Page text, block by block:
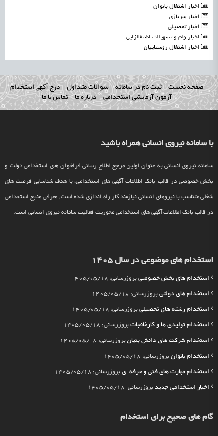
اخبار اشتغال بانوان
اخبار سربازی
اخبار تحصیلی
اخبار وام و تسهیلات اشتغالزایی
اخبار اشتغال روستاییان
صفحه نخست ثبت نام در سامانه سوالات متداول
درج آگهی استخدام
آزمون آزمایشی استخدامی
درباره ما تماس با ما
با سامانه نیروی انسانی همراه باشید
سامانه نیروی انسانی به عنوان اولین مرجع اطلاع رسانی فراخوان های استخدامی دولت و
بخش خصوصی در قالب بانک اطلاعات آگهی های استخدامی، با هدف شناسایی فرصت های
شغلی متناسب با نیروهای انسانی نیازمند کار راه اندازی شده است. معرفی منابع استخدامی
در قالب بانک اطلاعات آگهی های استخدامی محوریت فعالیت سامانه نیروی انسانی است.
استخدام های موضوعی در سال 1405
استخدام های بخش خصوصی بروزرسانی: 1405/05/18
استخدام های دولتی بروزرسانی: 1405/05/18
استخدام رشته های تحصیلی بروزرسانی: 1405/05/18
استخدام تولیدی ها و کارخانجات بروزرسانی: 1405/05/18
استخدام شرکت های دانش بنیان بروزرسانی: 1405/05/18
استخدام بانوان بروزرسانی: 1405/05/18
استخدام مهارت های فنی و حرفه ای بروزرسانی: 1405/05/18
اخبار استخدامی جدید بروزرسانی: 1405/05/18
گام های صحیح برای استخدام